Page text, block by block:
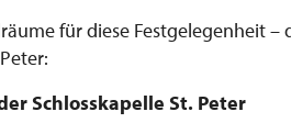
für diese Festgelegenheit –
Schlosskapelle St. Peter